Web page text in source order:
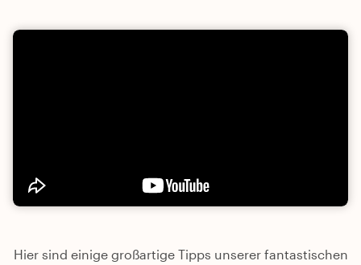
Hier sind einige großartige Tipps unserer fantastischen